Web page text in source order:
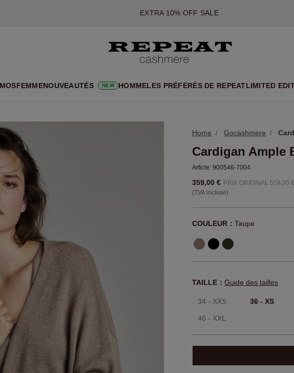
*CETTE OFFRE EST VALABLE JUSQU'AU 12 AOÛT 2026
*NON VALABLE SUR LIMITED EDITION
*EXCEPTIONS PEUVENT S'APPLIQUER
NOUVEAUTÉS EN CACHEMIRE
EXTRA 10% OFF SALE
FEMMENOUVEAUTÉS NEW HOMMELES PRÉFÉRÉS DE REPEATLIMITED
Home Gocashmere
Cardigan Ample
Article: 900546-7004
359,00 € PRIX ORIGINAL 559,00 €
(TVA incluse)
COULEUR： Taupe
TAILLE： Guide des tailles
34 - XXS 36 - XS
46 - XXL